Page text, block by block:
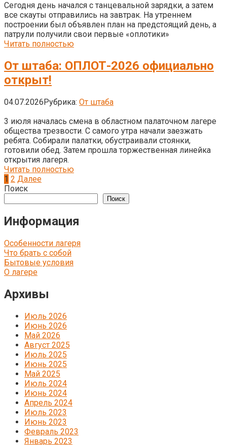
Сегодня день начался с танцевальной зарядки, а затем
все скауты отправились на завтрак. На утреннем
построении был объявлен план на предстоящий день, а
патрули получили свои первые «оплотики»
Читать полностью
От штаба: ОПЛОТ-2026 официально
открыт!
04.07.2026Рубрика: От штаба
3 июля началась смена в областном палаточном лагере
общества трезвости. С самого утра начали заезжать
ребята. Собирали палатки, обустраивали стоянки,
готовили обед. Затем прошла торжественная линейка
открытия лагеря.
Читать полностью
Пагинация
записей
1 2 Далее
Поиск
Поиск
Информация
Особенности лагеря
Что брать с собой
Бытовые условия
О лагере
Архивы
Июль 2026
Июнь 2026
Май 2026
Август 2025
Июль 2025
Июнь 2025
Май 2025
Июль 2024
Июнь 2024
Апрель 2024
Июль 2023
Июнь 2023
Февраль 2023
Январь 2023